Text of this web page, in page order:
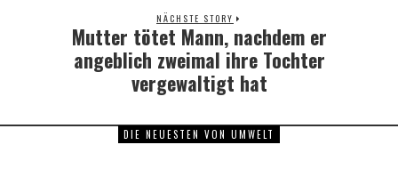
NÄCHSTE STORY
Next
post:
Mutter tötet Mann, nachdem er
angeblich zweimal ihre Tochter
vergewaltigt hat
DIE NEUESTEN VON UMWELT